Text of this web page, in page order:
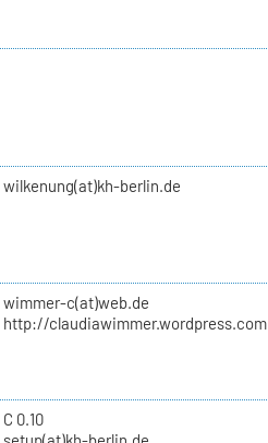
wilkenung(at)kh-berlin.de
wimmer-c(at)web.de
http://claudiawimmer.wordpress.com
C 0.10